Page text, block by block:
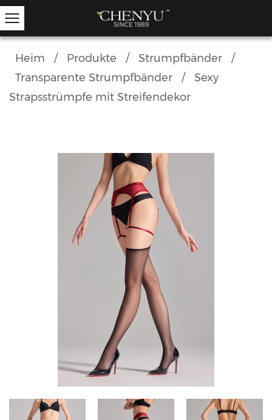
Heim / Produkte / Strumpfbänder
/
Transparente Strumpfbänder
/
Sexy
Strapsstrümpfe mit Streifendekor